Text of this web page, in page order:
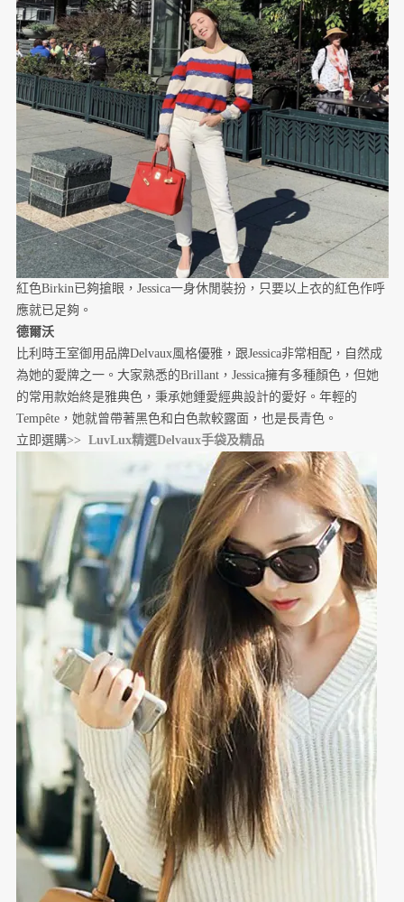
紅色Birkin已夠搶眼，Jessica一身休閒裝扮，只要以上衣的紅色作呼
應就已足夠。
德爾沃
比利時王室御用品牌Delvaux風格優雅，跟Jessica非常相配，自然成
為她的愛牌之一。大家熟悉的Brillant，Jessica擁有多種顏色，但她
的常用款始終是雅典色，秉承她鍾愛經典設計的愛好。年輕的
Tempête，她就曾帶著黑色和白色款較露面，也是長青色。
立即選購>> LuvLux精選Delvaux手袋及精品